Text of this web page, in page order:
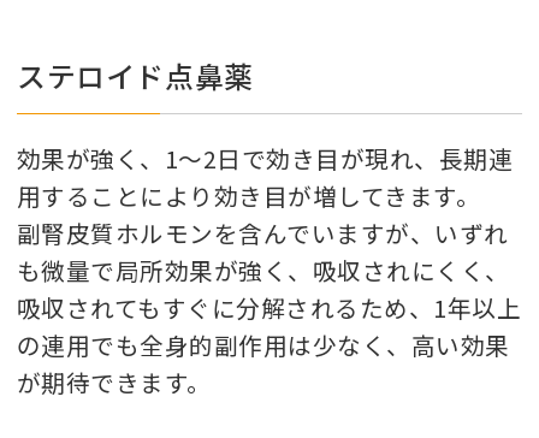
ステロイド点鼻薬
効果が強く、1〜2日で効き目が現れ、長期連
用することにより効き目が増してきます。
副腎皮質ホルモンを含んでいますが、いずれ
も微量で局所効果が強く、吸収されにくく、
吸収されてもすぐに分解されるため、1年以上
の連用でも全身的副作用は少なく、高い効果
が期待できます。